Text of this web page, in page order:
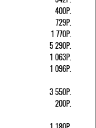
400Р.
729Р.
1 770Р.
5 290Р.
1 063Р.
1 096Р.
3 550Р.
200Р.